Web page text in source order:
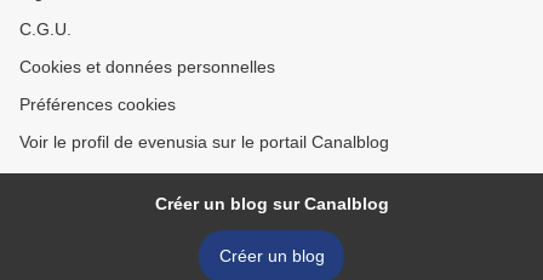
C.G.U.
Cookies et données personnelles
Préférences cookies
Voir le profil de evenusia sur le portail Canalblog
Créer un blog sur Canalblog
Créer un blog